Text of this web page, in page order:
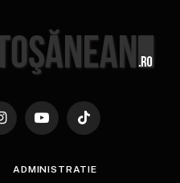
YouTubeTikTok
ADMINISTRATIE